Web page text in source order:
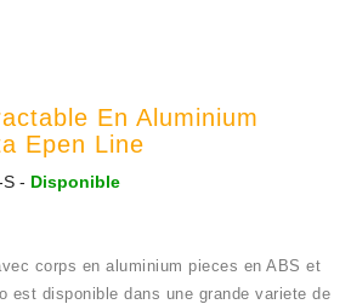
En Aluminium
Epen Line
S - Disponible
corps en aluminium pieces en ABS et
est disponible dans une grande variete de